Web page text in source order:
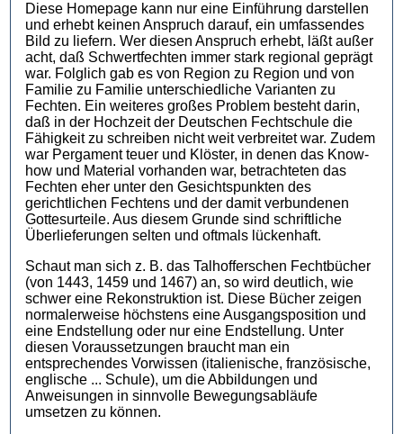
Diese Homepage kann nur eine Einführung darstellen
und erhebt keinen Anspruch darauf, ein umfassendes
Bild zu liefern. Wer diesen Anspruch erhebt, läßt außer
acht, daß Schwertfechten immer stark regional geprägt
war. Folglich gab es von Region zu Region und von
Familie zu Familie unterschiedliche Varianten zu
Fechten. Ein weiteres großes Problem besteht darin,
daß in der Hochzeit der Deutschen Fechtschule die
Fähigkeit zu schreiben nicht weit verbreitet war. Zudem
war Pergament teuer und Klöster, in denen das Know-
how und Material vorhanden war, betrachteten das
Fechten eher unter den Gesichtspunkten des
gerichtlichen Fechtens und der damit verbundenen
Gottesurteile. Aus diesem Grunde sind schriftliche
Überlieferungen selten und oftmals lückenhaft.
Schaut man sich z. B. das Talhofferschen Fechtbücher
(von 1443, 1459 und 1467) an, so wird deutlich, wie
schwer eine Rekonstruktion ist. Diese Bücher zeigen
normalerweise höchstens eine Ausgangsposition und
eine Endstellung oder nur eine Endstellung. Unter
diesen Voraussetzungen braucht man ein
entsprechendes Vorwissen (italienische, französische,
englische ... Schule), um die Abbildungen und
Anweisungen in sinnvolle Bewegungsabläufe
umsetzen zu können.